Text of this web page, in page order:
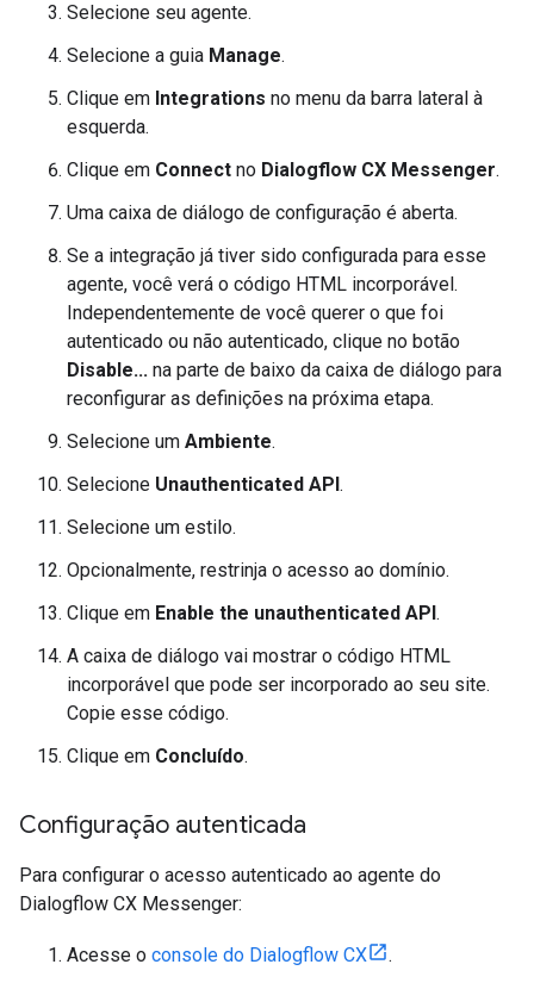
Selecione seu agente.
Selecione a guia Manage.
Clique em Integrations no menu da barra lateral à
esquerda.
Clique em Connect no Dialogflow CX Messenger.
Uma caixa de diálogo de configuração é aberta.
Se a integração já tiver sido configurada para esse
agente, você verá o código HTML incorporável.
Independentemente de você querer o que foi
autenticado ou não autenticado, clique no botão
Disable... na parte de baixo da caixa de diálogo para
reconfigurar as definições na próxima etapa.
Selecione um Ambiente.
Selecione Unauthenticated API.
Selecione um estilo.
Opcionalmente, restrinja o acesso ao domínio.
Clique em Enable the unauthenticated API.
A caixa de diálogo vai mostrar o código HTML
incorporável que pode ser incorporado ao seu site.
Copie esse código.
Clique em Concluído.
Configuração autenticada
Para configurar o acesso autenticado ao agente do
Dialogflow CX Messenger:
Acesse o console do Dialogflow CX .